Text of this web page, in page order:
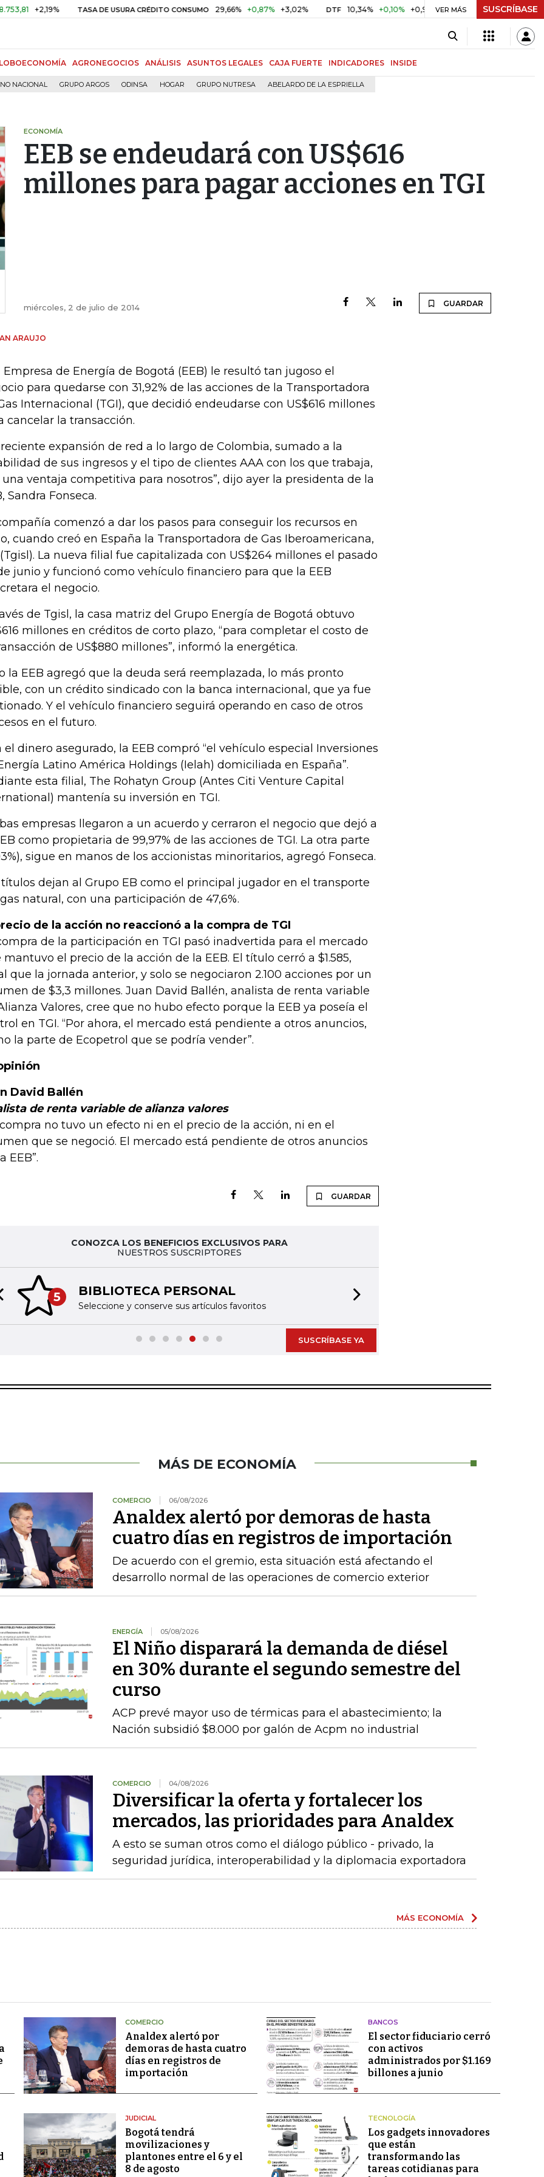
+2,19% TASA DE USURA CRÉDITO CONSUMO 29,66% +0,87% +3,02% DTF 10,34% +0,10% +0,98% UVR $ 416,96 +$ 0,05 +0,01%
VER MÁS SUSCRÍBASE
AGRONEGOCIOS ANÁLISIS ASUNTOS LEGALES CAJA FUERTE INDICADORES INSIDE
NACIONAL GRUPO ARGOS ODINSA HOGAR GRUPO NUTRESA ABELARDO DE LA ESPRIELLA
ECONOMÍA
EEB se endeudará con US$616
millones para pagar acciones en TGI
miércoles, 2 de julio de 2014 GUARDAR
ARAUJO
Empresa de Energía de Bogotá (EEB) le resultó tan jugoso el
para quedarse con 31,92% de las acciones de la Transportadora
Internacional (TGI), que decidió endeudarse con US$616 millones
cancelar la transacción.
reciente expansión de red a lo largo de Colombia, sumado a la
de sus ingresos y el tipo de clientes AAA con los que trabaja,
una ventaja competitiva para nosotros”, dijo ayer la presidenta de la
Sandra Fonseca.
comenzó a dar los pasos para conseguir los recursos en
cuando creó en España la Transportadora de Gas Iberoamericana,
(Tgisl). La nueva filial fue capitalizada con US$264 millones el pasado
junio y funcionó como vehículo financiero para que la EEB
el negocio.
de Tgisl, la casa matriz del Grupo Energía de Bogotá obtuvo
millones en créditos de corto plazo, “para completar el costo de
de US$880 millones”, informó la energética.
la EEB agregó que la deuda será reemplazada, lo más pronto
con un crédito sindicado con la banca internacional, que ya fue
Y el vehículo financiero seguirá operando en caso de otros
en el futuro.
el dinero asegurado, la EEB compró “el vehículo especial Inversiones
Latino América Holdings (Ielah) domiciliada en España”.
esta filial, The Rohatyn Group (Antes Citi Venture Capital
mantenía su inversión en TGI.
empresas llegaron a un acuerdo y cerraron el negocio que dejó a
como propietaria de 99,97% de las acciones de TGI. La otra parte
sigue en manos de los accionistas minoritarios, agregó Fonseca.
títulos dejan al Grupo EB como el principal jugador en el transporte
natural, con una participación de 47,6%.
de la acción no reaccionó a la compra de TGI
de la participación en TGI pasó inadvertida para el mercado
mantuvo el precio de la acción de la EEB. El título cerró a $1.585,
que la jornada anterior, y solo se negociaron 2.100 acciones por un
de $3,3 millones. Juan David Ballén, analista de renta variable
Valores, cree que no hubo efecto porque la EEB ya poseía el
en TGI. “Por ahora, el mercado está pendiente a otros anuncios,
la parte de Ecopetrol que se podría vender”.
David Ballén
de renta variable de alianza valores
compra no tuvo un efecto ni en el precio de la acción, ni en el
que se negoció. El mercado está pendiente de otros anuncios
EEB”.
GUARDAR
CONOZCA LOS BENEFICIOS EXCLUSIVOS PARA
NUESTROS SUSCRIPTORES
5 BIBLIOTECA PERSONAL
Seleccione y conserve sus artículos favoritos
slide
SUSCRÍBASE YA
MÁS DE ECONOMÍA
COMERCIO 06/08/2026
Analdex alertó por demoras de hasta
cuatro días en registros de importación
De acuerdo con el gremio, esta situación está afectando el
desarrollo normal de las operaciones de comercio exterior
ENERGÍA 05/08/2026
El Niño disparará la demanda de diésel
en 30% durante el segundo semestre del
curso
ACP prevé mayor uso de térmicas para el abastecimiento; la
Nación subsidió $8.000 por galón de Acpm no industrial
COMERCIO 04/08/2026
Diversificar la oferta y fortalecer los
mercados, las prioridades para Analdex
A esto se suman otros como el diálogo público - privado, la
seguridad jurídica, interoperabilidad y la diplomacia exportadora
MÁS ECONOMÍA
COMERCIO
Analdex alertó por
demoras de hasta cuatro
días en registros de
importación
BANCOS
El sector fiduciario cerró
con activos
administrados por $1.169
billones a junio
JUDICIAL
Bogotá tendrá
movilizaciones y
plantones entre el 6 y el
8 de agosto
TECNOLOGÍA
Los gadgets innovadores
que están
transformando las
tareas cotidianas para